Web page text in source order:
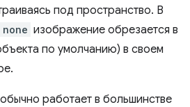
под пространство. В
изображение обрезается в
по умолчанию) в своем
обычно работает в большинстве